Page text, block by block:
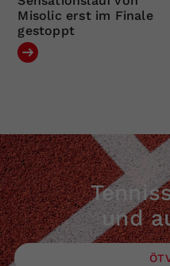
Misolic erst im Finale
gestoppt
und